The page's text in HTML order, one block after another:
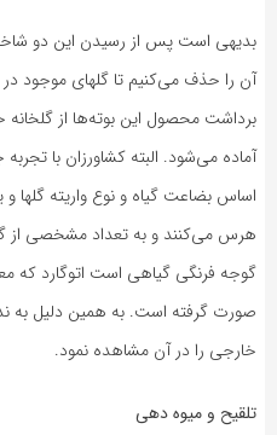
بدیهی است پس از رسیدن این دو شاخه
آن را حذف می‌کنیم تا گلهای موجود
برداشت محصول این بوته‌ها از
آماده می‌شود. البته کشاورزان با
اساس بضاعت گیاه و نوع واریته گلها
هرس می‌کنند و به تعداد مشخصی از
گوجه فرنگی گیاهی است اتوگارد که
صورت گرفته است. به همین دلیل به
خارجی را در آن مشاهده نمود.
تلقیح و میوه دهی